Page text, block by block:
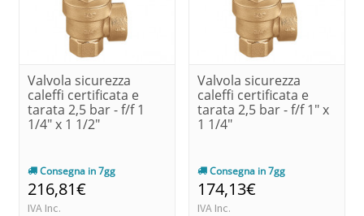
Valvola sicurezza
caleffi certificata e
tarata 2,5 bar - f/f 1
1/4" x 1 1/2"
Consegna in 7gg
216,81€
IVA Inc.
Valvola sicurezza
caleffi certificata e
tarata 2,5 bar - f/f 1" x
1 1/4"
Consegna in 7gg
174,13€
IVA Inc.